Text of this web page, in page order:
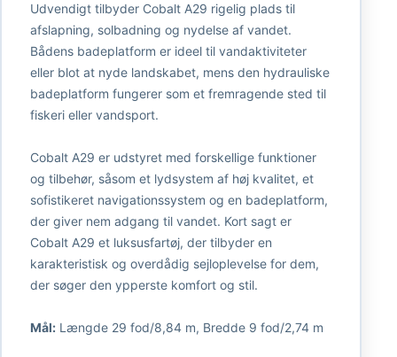
Udvendigt tilbyder Cobalt A29 rigelig plads til
afslapning, solbadning og nydelse af vandet.
Bådens badeplatform er ideel til vandaktiviteter
eller blot at nyde landskabet, mens den hydrauliske
badeplatform fungerer som et fremragende sted til
fiskeri eller vandsport.
Cobalt A29 er udstyret med forskellige funktioner
og tilbehør, såsom et lydsystem af høj kvalitet, et
sofistikeret navigationssystem og en badeplatform,
der giver nem adgang til vandet. Kort sagt er
Cobalt A29 et luksusfartøj, der tilbyder en
karakteristisk og overdådig sejloplevelse for dem,
der søger den ypperste komfort og stil.
Mål:Længde 29 fod/8,84 m, Bredde 9 fod/2,74 m